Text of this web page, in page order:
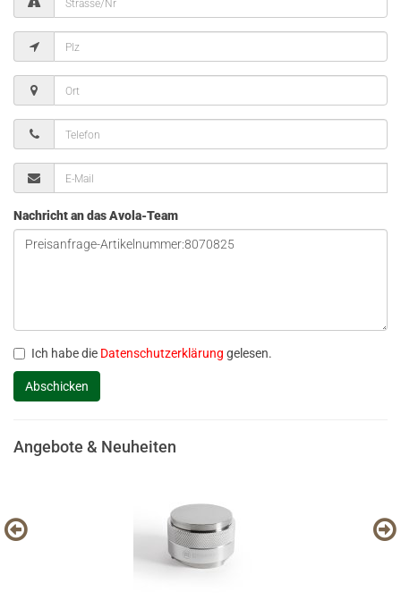
Nachricht an das Avola-Team
Ich habe die Datenschutzerklärung gelesen.
Angebote & Neuheiten